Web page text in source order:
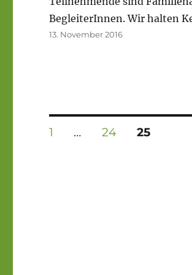
BegleiterInnen. Wir halten
Veröffentlicht
13. November 2016
SEITE
1 … SEITE
24 SEITE
25